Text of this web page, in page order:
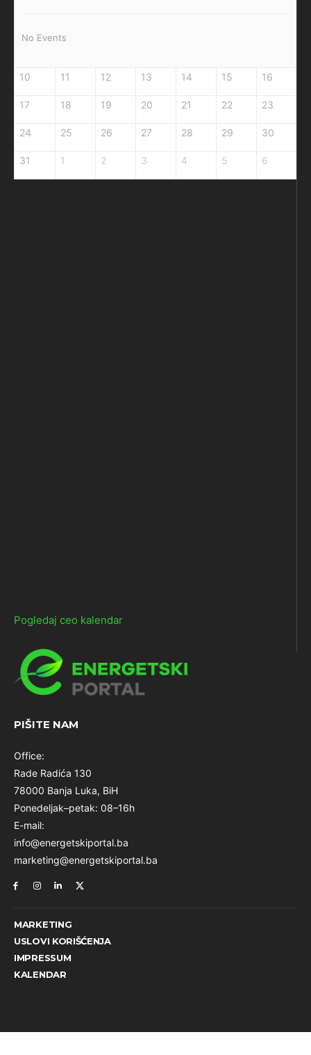
No Events
10 11 12 13 14 15 16
17 18 19 20 21 22 23
24 25 26 27 28 29 30
31 1 2 3 4 5 6
Pogledaj ceo kalendar
PIŠITE NAM
Office:
Rade Radića 130
78000 Banja Luka, BiH
Ponedeljak–petak: 08–16h
E-mail:
info@energetskiportal.ba
marketing@energetskiportal.ba
MARKETING
USLOVI KORIŠĆENJA
IMPRESSUM
KALENDAR